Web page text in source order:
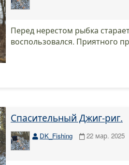
Перед нерестом рыбка
воспользовался. Приятного
Спасительный Джиг-риг.
DK_Fishing 22 мар. 2025